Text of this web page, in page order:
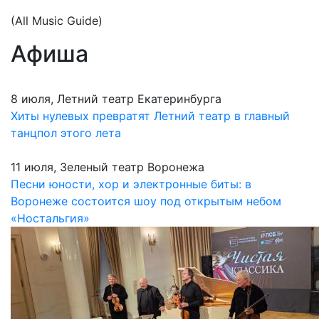
(All Music Guide)
Афиша
8 июля, Летний театр Екатеринбурга
Хиты нулевых превратят Летний театр в главный
танцпол этого лета
11 июля, Зеленый театр Воронежа
Песни юности, хор и электронные биты: в
Воронеже состоится шоу под открытым небом
«Ностальгия»